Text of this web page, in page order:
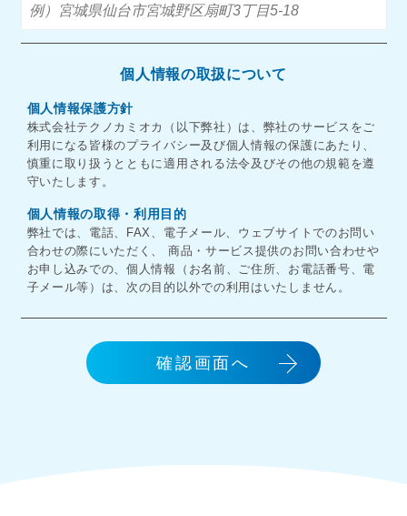
個人情報の取扱について
個人情報保護方針
株式会社テクノカミオカ（以下弊社）は、弊社のサービスをご
利用になる皆様のプライバシー及び個人情報の保護にあたり、
慎重に取り扱うとともに適用される法令及びその他の規範を遵
守いたします。
個人情報の取得・利用目的
弊社では、電話、FAX、電子メール、ウェブサイトでのお問い
合わせの際にいただく、 商品・サービス提供のお問い合わせや
お申し込みでの、個人情報（お名前、ご住所、お電話番号、電
子メール等）は、次の目的以外での利用はいたしません。
お客様に確実に対応し、商品をお届けするため
サービス向上のためのアンケートやダイレクトメールな
たしません。ただし、法令等により個人情報の開示が要求され
確認画面へ